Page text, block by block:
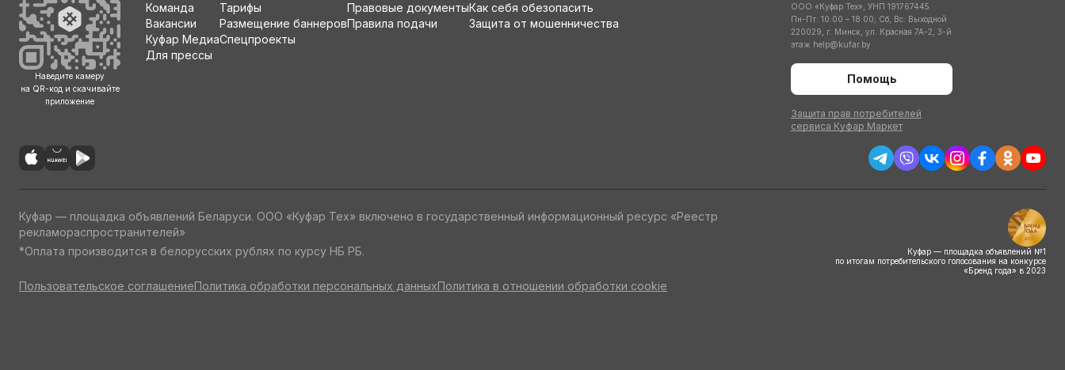
Наведите камеру
на QR-код и скачивайте
приложение
Команда
Вакансии
Куфар Медиа
Для прессы
Тарифы
Размещение баннеров
Спецпроекты
Правовые документы
Правила подачи
Как себя обезопасить
Защита от мошенничества
ООО «Куфар Тех», УНП 191767445
Пн-Пт: 10:00 – 18:00; Сб, Вс: Выходной
220029, г. Минск, ул. Красная 7А-2, 3-й
этаж help@kufar.by
Помощь
Защита прав потребителей
сервиса Куфар Маркет
Куфар — площадка объявлений Беларуси. ООО «Куфар Тех» включено в государственный информационный ресурс «Реестр
рекламораспространителей»
*Оплата производится в белорусских рублях по курсу НБ РБ.
Пользовательское соглашениеПолитика обработки персональных данныхПолитика в отношении обработки cookie
Куфар — площадка объявлений №1
по итогам потребительского голосования на конкурсе
«Бренд года» в 2023